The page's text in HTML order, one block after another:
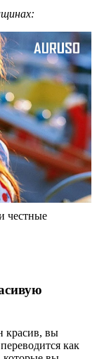
честные
красив, вы
как